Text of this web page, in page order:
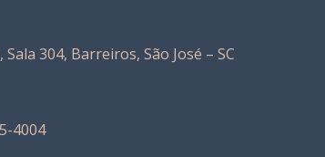
304, Barreiros, São José – SC
4004